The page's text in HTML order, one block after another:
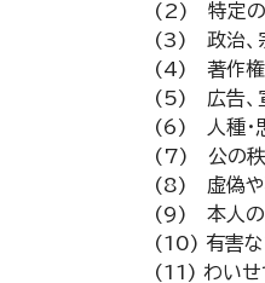
(2) 特定の
(3) 政治、
(4) 著作権
(5) 広告、
(6) 人種・
(7) 公の秩
(8) 虚偽や
(9) 本人の
(10) 有害な
(11) わいせ